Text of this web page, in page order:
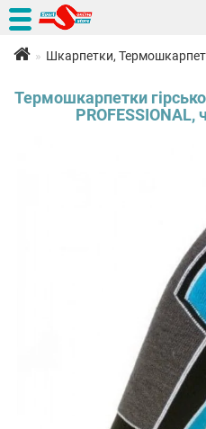
Шкарпетки,
Термошкарпетки
PROFESSIONAL,